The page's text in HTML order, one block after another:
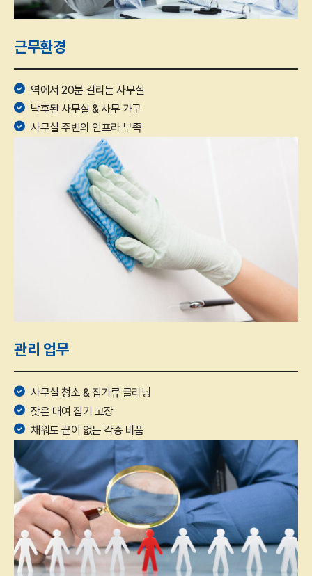
근무환경
역에서 20분 걸리는 사무실
낙후된 사무실 & 사무 가구
사무실 주변의 인프라 부족
관리 업무
사무실 청소 & 집기류 클리닝
잦은 대여 집기 고장
채워도 끝이 없는 각종 비품